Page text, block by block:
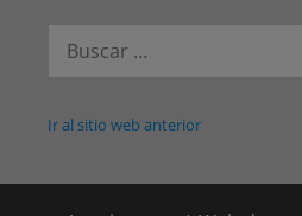
Ir al sitio web anterior